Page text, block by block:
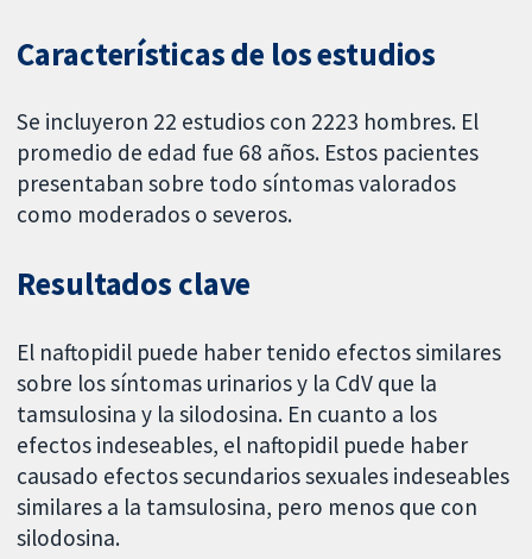
Características de los estudios
Se incluyeron 22 estudios con 2223 hombres. El
promedio de edad fue 68 años. Estos pacientes
presentaban sobre todo síntomas valorados
como moderados o severos.
Resultados clave
El naftopidil puede haber tenido efectos similares
sobre los síntomas urinarios y la CdV que la
tamsulosina y la silodosina. En cuanto a los
efectos indeseables, el naftopidil puede haber
causado efectos secundarios sexuales indeseables
similares a la tamsulosina, pero menos que con
silodosina.